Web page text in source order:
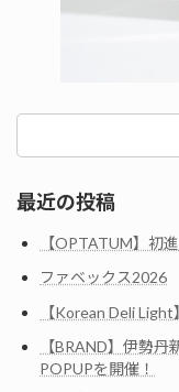
最近の投稿
【OPTATUM】初
ファベックス2026
【Korean Deli
【BRAND】伊勢
POPUPを開催！